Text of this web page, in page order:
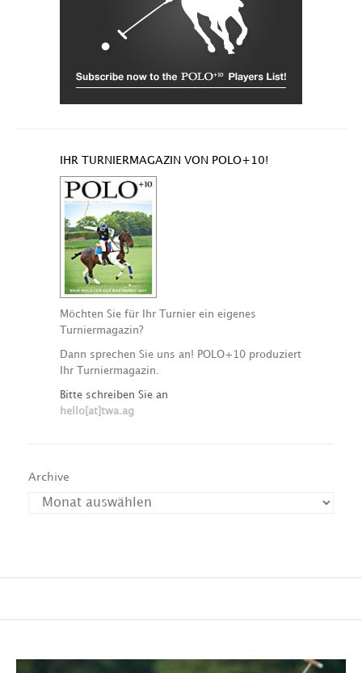
IHR TURNIERMAGAZIN VON POLO+10!
Möchten Sie für Ihr Turnier ein eigenes
Turniermagazin?
Dann sprechen Sie uns an! POLO+10 produziert
Ihr Turniermagazin.
Bitte schreiben Sie an
hello[at]twa.ag
Archive